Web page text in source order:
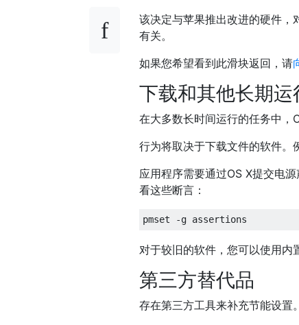
该决定与苹果推出改进的硬件
有关。
如果您希望看到此滑块返回，请
下载和其他长期运
在大多数长时间运行的任务中，
行为将取决于下载文件的软件。
应用程序需要通过OS X提交电
看这些断言：
对于较旧的软件，您可以使用内
第三方替代品
存在第三方工具来补充节能设